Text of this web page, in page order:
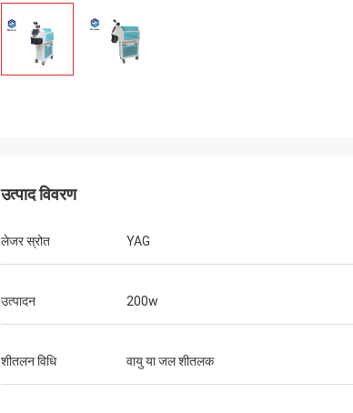
उत्पाद विवरण
लेजर स्रोत YAG
उत्पादन 200w
शीतलन विधि वायु या जल शीतलक